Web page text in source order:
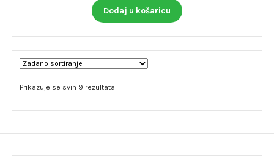
Dodaj u košaricu
Prikazuje se svih 9 rezultata